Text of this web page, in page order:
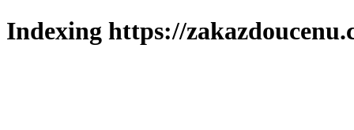
Indexing https://